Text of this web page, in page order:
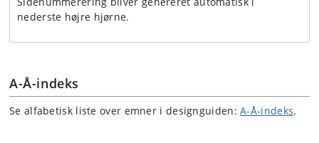
nederste højre hjørne.
A-Å-indeks
Se alfabetisk liste over emner i designguiden:A-Å-indeks.